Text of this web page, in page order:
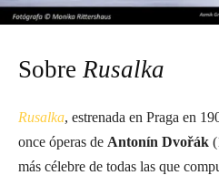
Sobre Rusalka
Rusalka, estrenada en Praga en
once óperas de Antonín Dvořák
más célebre de todas las que